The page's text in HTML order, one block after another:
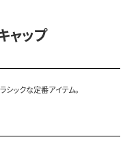
ャップ
シックな定番アイテム。